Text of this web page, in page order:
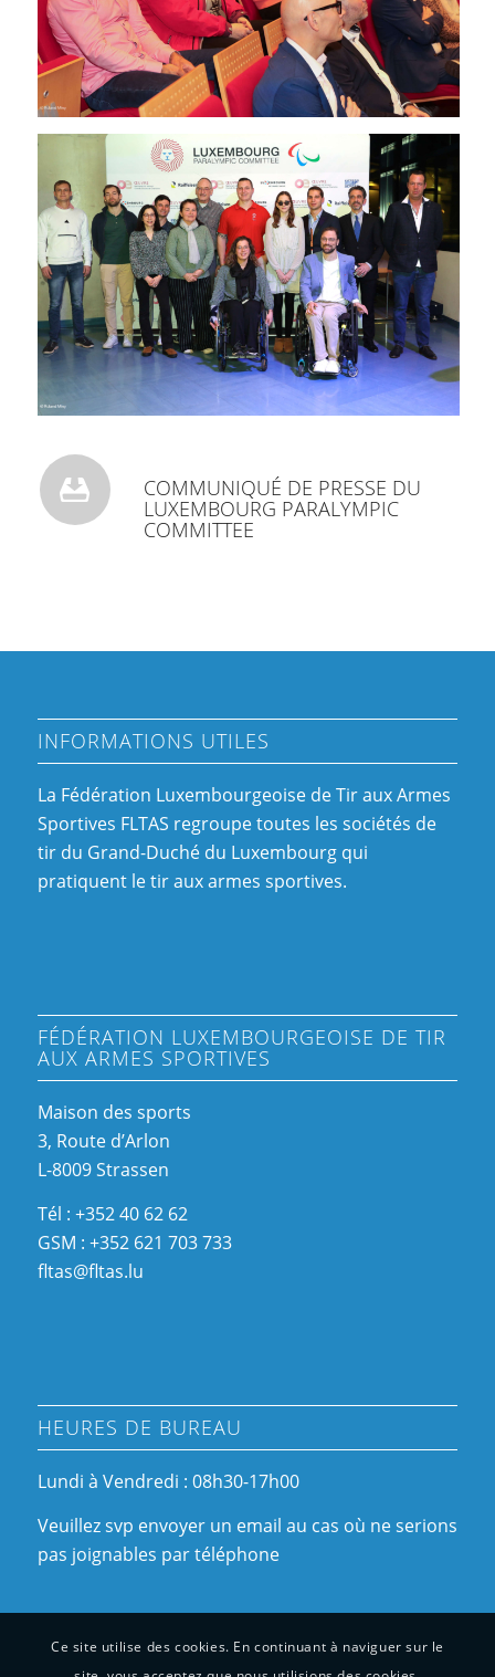
COMMUNIQUÉ DE PRESSE DU
LUXEMBOURG PARALYMPIC
COMMITTEE
INFORMATIONS UTILES
La Fédération Luxembourgeoise de Tir aux Armes
Sportives FLTAS regroupe toutes les sociétés de
tir du Grand-Duché du Luxembourg qui
pratiquent le tir aux armes sportives.
FÉDÉRATION LUXEMBOURGEOISE DE TIR
AUX ARMES SPORTIVES
Maison des sports
3, Route d’Arlon
L-8009 Strassen
Tél : +352 40 62 62
GSM : +352 621 703 733
fltas@fltas.lu
HEURES DE BUREAU
Lundi à Vendredi : 08h30-17h00
Veuillez svp envoyer un email au cas où ne serions
pas joignables par téléphone
Ce site utilise des cookies. En continuant à naviguer sur le